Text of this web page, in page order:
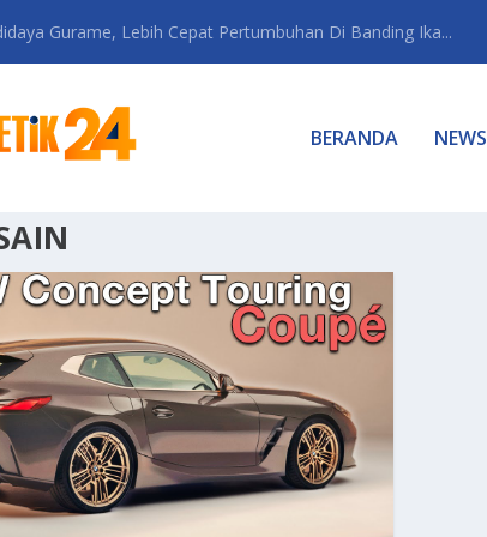
Gurame, Lebih Cepat Pertumbuhan Di Banding Ika...
BERANDA NEWS